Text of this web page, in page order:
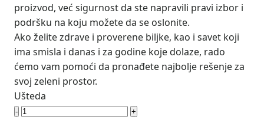
proizvod, već sigurnost da ste napravili pravi izbor i
podršku na koju možete da se oslonite.
Ako želite zdrave i proverene biljke, kao i savet koji
ima smisla i danas i za godine koje dolaze, rado
ćemo vam pomoći da pronađete najbolje rešenje za
svoj zeleni prostor.
Ušteda
-
+